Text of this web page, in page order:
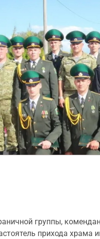
группы,
прихода